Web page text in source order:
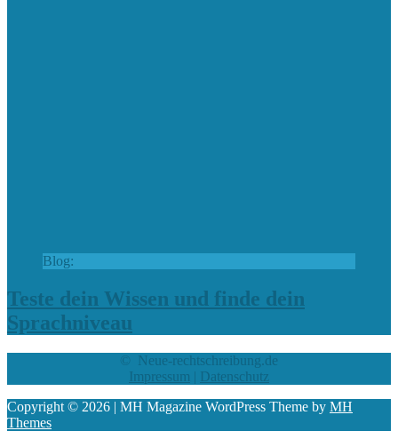
Blog:
Teste dein Wissen und finde dein
Sprachniveau
© Neue-rechtschreibung.de
Impressum | Datenschutz
Copyright © 2026 | MH Magazine WordPress Theme by MH
Themes